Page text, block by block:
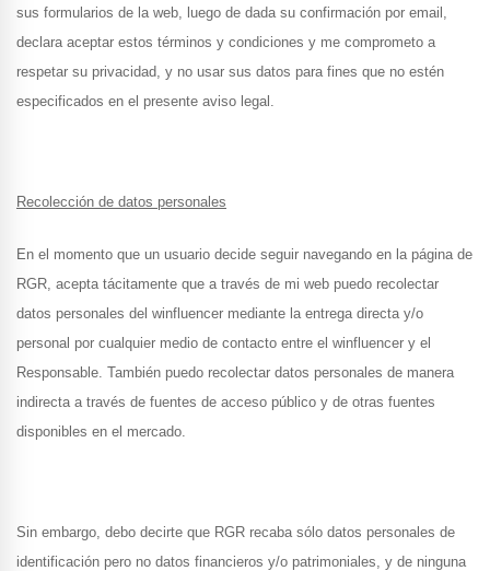
sus formularios de la web, luego de dada su confirmación por email,
declara aceptar estos términos y condiciones y me comprometo a
respetar su privacidad, y no usar sus datos para fines que no estén
especificados en el presente aviso legal.
Recolección de datos personales
En el momento que un usuario decide seguir navegando en la página de
RGR, acepta tácitamente que a través de mi web puedo recolectar
datos personales del winfluencer mediante la entrega directa y/o
personal por cualquier medio de contacto entre el winfluencer y el
Responsable. También puedo recolectar datos personales de manera
indirecta a través de fuentes de acceso público y de otras fuentes
disponibles en el mercado.
Sin embargo, debo decirte que RGR recaba sólo datos personales de
identificación pero no datos financieros y/o patrimoniales, y de ninguna